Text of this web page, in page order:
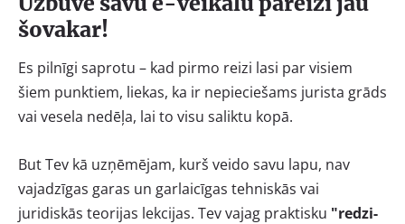
šovakar!
Es pilnīgi saprotu – kad pirmo reizi lasi par visiem
šiem punktiem, liekas, ka ir nepieciešams jurista grāds
vai vesela nedēļa, lai to visu saliktu kopā.
But Tev kā uzņēmējam, kurš veido savu lapu, nav
vajadzīgas garas un garlaicīgas tehniskās vai
juridiskās teorijas lekcijas. Tev vajag praktisku "redzi-